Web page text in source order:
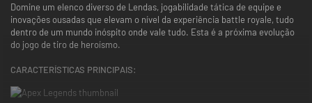
Domine um elenco diverso de Lendas, jogabilidade tática de equipe e
inovações ousadas que elevam o nível da experiência battle royale, tudo
dentro de um mundo inóspito onde vale tudo. Esta é a próxima evolução
do jogo de tiro de heroísmo.
CARACTERÍSTICAS PRINCIPAIS: